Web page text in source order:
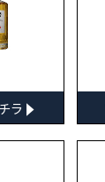
ラ ▸